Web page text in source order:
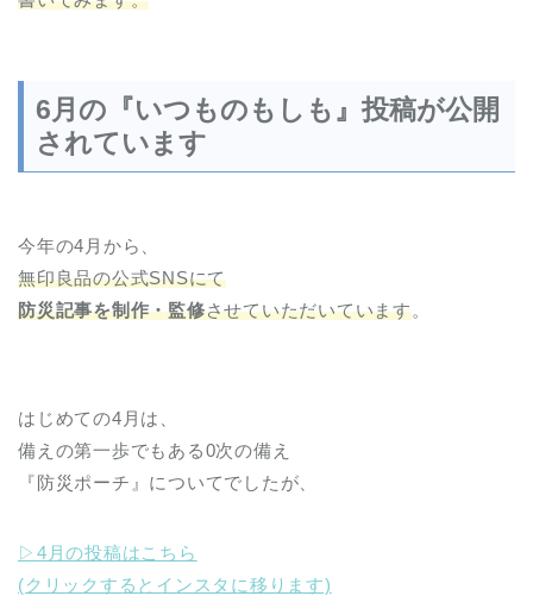
6月の『いつものもしも』投稿が公開
されています
今年の4月から、
無印良品の公式SNSにて
防災記事を制作・監修させていただいています。
はじめての4月は、
備えの第一歩でもある0次の備え
『防災ポーチ』についてでしたが、
▷4月の投稿はこちら
(クリックするとインスタに移ります)